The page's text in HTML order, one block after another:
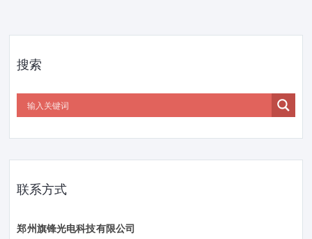
搜索
联系方式
郑州旗锋光电科技有限公司